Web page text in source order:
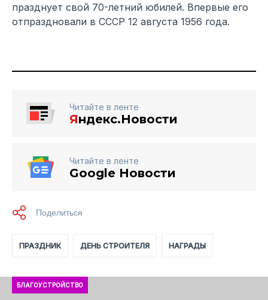
празднует свой 70-летний юбилей. Впервые его
отпраздновали в СССР 12 августа 1956 года.
Читайте в ленте
Яндекс.Новости
Читайте в ленте
Google Новости
ПРАЗДНИК ДЕНЬ СТРОИТЕЛЯ НАГРАДЫ
БЛАГОУСТРОЙСТВО